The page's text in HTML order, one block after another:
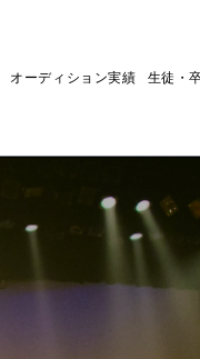
オーディション実績 生徒・